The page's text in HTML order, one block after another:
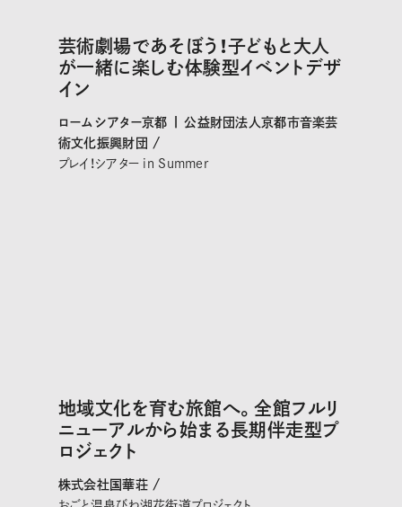
芸術劇場であそぼう！子どもと大人
が一緒に楽しむ体験型イベントデザ
イン
ロームシアター京都 | 公益財団法人京都市音楽芸
術文化振興財団 /
プレイ！シアター in Summer
地域文化を育む旅館へ。全館フルリ
ニューアルから始まる長期伴走型プ
ロジェクト
株式会社国華荘 /